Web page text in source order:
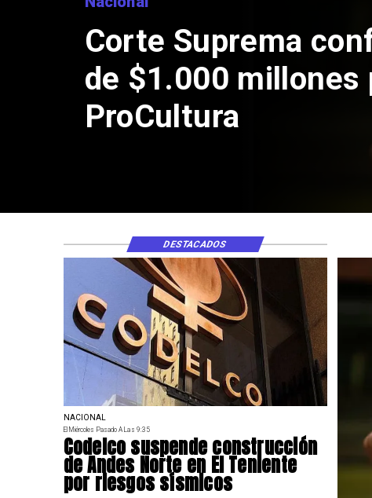
Codelco
de Andes
por riesgos
NACIONAL
El Miércoles Pasado A Las 9:35
Codelco suspende construcción
de Andes Norte en El Teniente
por riesgos sísmicos
DESTACADOS